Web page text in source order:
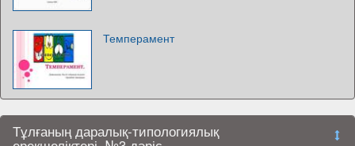
Темперамент
Тұлғаның даралық-типологиялық